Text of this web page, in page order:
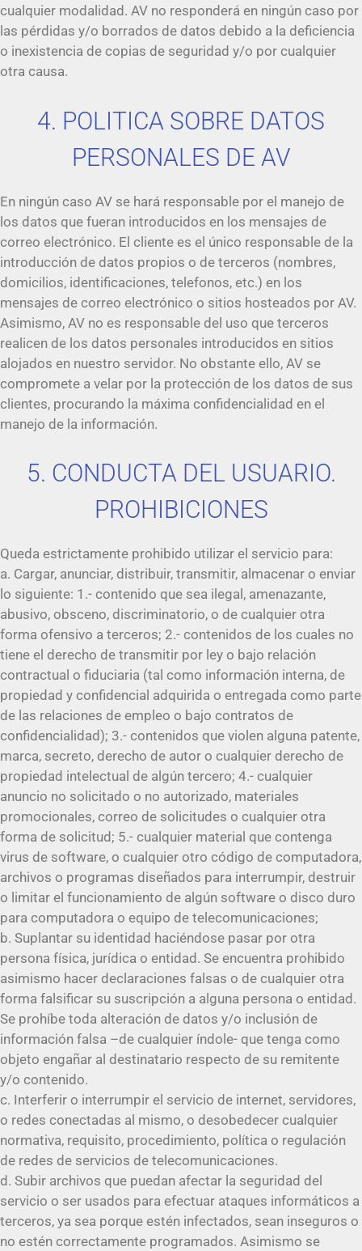
cualquier modalidad. AV no responderá en ningún caso por
las pérdidas y/o borrados de datos debido a la deficiencia
o inexistencia de copias de seguridad y/o por cualquier
otra causa.
4. POLITICA SOBRE DATOS
PERSONALES DE AV
En ningún caso AV se hará responsable por el manejo de
los datos que fueran introducidos en los mensajes de
correo electrónico. El cliente es el único responsable de la
introducción de datos propios o de terceros (nombres,
domicilios, identificaciones, telefonos, etc.) en los
mensajes de correo electrónico o sitios hosteados por AV.
Asimismo, AV no es responsable del uso que terceros
realicen de los datos personales introducidos en sitios
alojados en nuestro servidor. No obstante ello, AV se
compromete a velar por la protección de los datos de sus
clientes, procurando la máxima confidencialidad en el
manejo de la información.
5. CONDUCTA DEL USUARIO.
PROHIBICIONES
Queda estrictamente prohibido utilizar el servicio para:
a. Cargar, anunciar, distribuir, transmitir, almacenar o enviar
lo siguiente: 1.- contenido que sea ilegal, amenazante,
abusivo, obsceno, discriminatorio, o de cualquier otra
forma ofensivo a terceros; 2.- contenidos de los cuales no
tiene el derecho de transmitir por ley o bajo relación
contractual o fiduciaria (tal como información interna, de
propiedad y confidencial adquirida o entregada como parte
de las relaciones de empleo o bajo contratos de
confidencialidad); 3.- contenidos que violen alguna patente,
marca, secreto, derecho de autor o cualquier derecho de
propiedad intelectual de algún tercero; 4.- cualquier
anuncio no solicitado o no autorizado, materiales
promocionales, correo de solicitudes o cualquier otra
forma de solicitud; 5.- cualquier material que contenga
virus de software, o cualquier otro código de computadora,
archivos o programas diseñados para interrumpir, destruir
o limitar el funcionamiento de algún software o disco duro
para computadora o equipo de telecomunicaciones;
b. Suplantar su identidad haciéndose pasar por otra
persona física, jurídica o entidad. Se encuentra prohibido
asimismo hacer declaraciones falsas o de cualquier otra
forma falsificar su suscripción a alguna persona o entidad.
Se prohíbe toda alteración de datos y/o inclusión de
información falsa –de cualquier índole- que tenga como
objeto engañar al destinatario respecto de su remitente
y/o contenido.
c. Interferir o interrumpir el servicio de internet, servidores,
o redes conectadas al mismo, o desobedecer cualquier
normativa, requisito, procedimiento, política o regulación
de redes de servicios de telecomunicaciones.
d. Subir archivos que puedan afectar la seguridad del
servicio o ser usados para efectuar ataques informáticos a
terceros, ya sea porque estén infectados, sean inseguros o
no estén correctamente programados. Asimismo se